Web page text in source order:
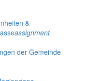
&
assignment
der Gemeinde